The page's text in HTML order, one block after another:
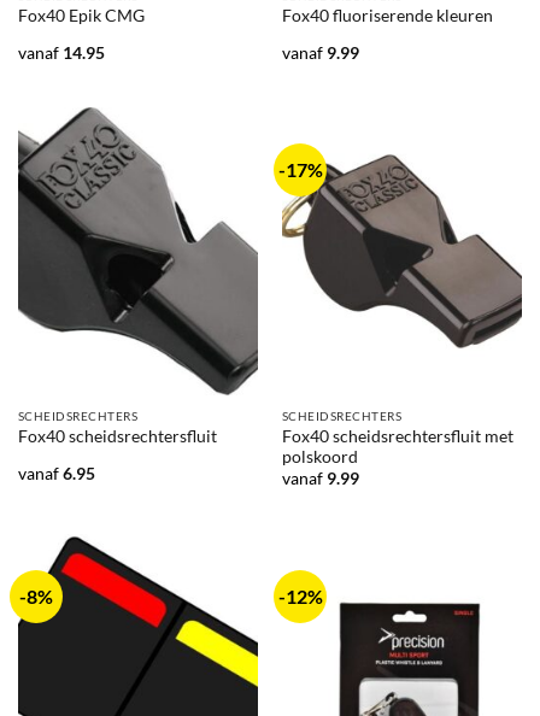
Fox40 Epik CMG
vanaf 14.95
Fox40 fluoriserende kleuren
vanaf 9.99
SCHEIDSRECHTERS
Fox40 scheidsrechtersfluit
vanaf6.95
-17%
SCHEIDSRECHTERS
Fox40 scheidsrechtersfluit met
polskoord
vanaf 9.99
-8% -12%